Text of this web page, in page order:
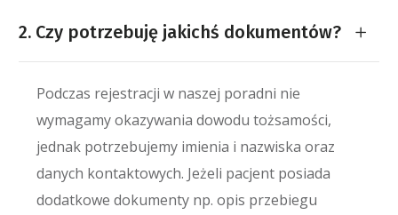
2. Czy potrzebuję jakichś dokumentów?
Podczas rejestracji w naszej poradni nie
wymagamy okazywania dowodu tożsamości,
jednak potrzebujemy imienia i nazwiska oraz
danych kontaktowych. Jeżeli pacjent posiada
dodatkowe dokumenty np. opis przebiegu